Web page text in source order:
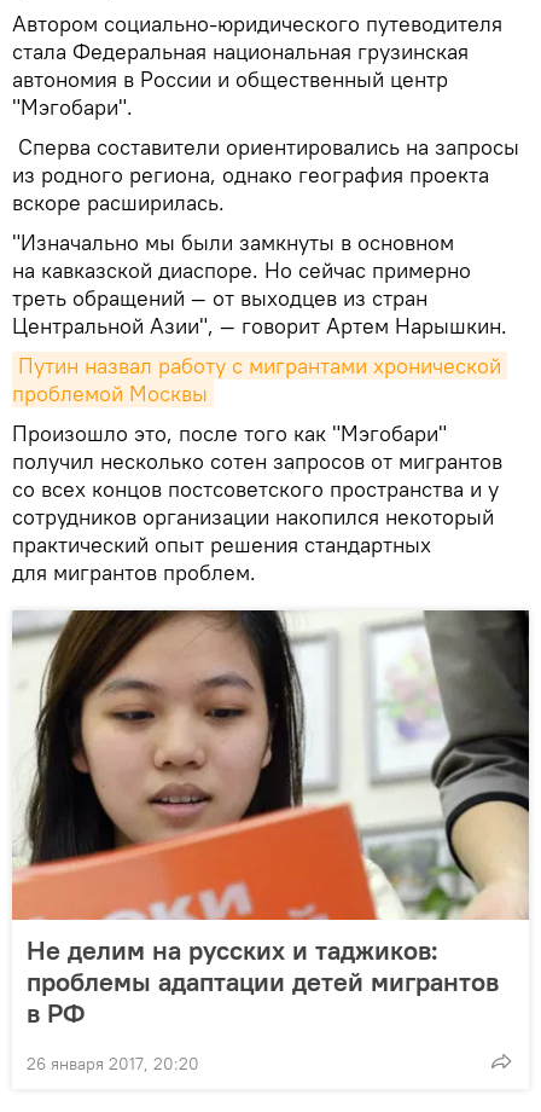
Автором социально-юридического путеводителя
стала Федеральная национальная грузинская
автономия в России и общественный центр
"Мэгобари".
Сперва составители ориентировались на запросы
из родного региона, однако география проекта
вскоре расширилась.
"Изначально мы были замкнуты в основном
на кавказской диаспоре. Но сейчас примерно
треть обращений — от выходцев из стран
Центральной Азии", — говорит Артем Нарышкин.
Путин назвал работу с мигрантами хронической
проблемой Москвы
Произошло это, после того как "Мэгобари"
получил несколько сотен запросов от мигрантов
со всех концов постсоветского пространства и у
сотрудников организации накопился некоторый
практический опыт решения стандартных
для мигрантов проблем.
Не делим на русских и таджиков:
проблемы адаптации детей мигрантов
в РФ
26 января 2017, 20:20